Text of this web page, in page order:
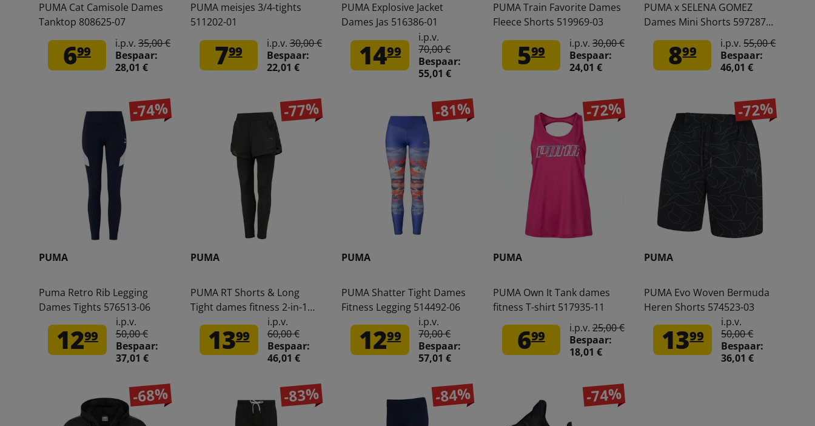
PUMA Cat Camisole Dames
Tanktop 808625-07
699 i.p.v. 35,00 €
Bespaar:
28,01 €
PUMA meisjes 3/4-tights
511202-01
799 i.p.v.30,00 €
Bespaar:
22,01 €
PUMA Explosive Jacket
Dames Jas 516386-01
1499
i.p.v.
70,00 €
Bespaar:
55,01 €
PUMA Train Favorite Dames
Fleece Shorts 519969-03
599 i.p.v.30,00 €
Bespaar:
24,01 €
PUMA x SELENA GOMEZ
Dames Mini Shorts 597287-
899 i.p.v.55,00 €
Bespaar:
46,01 €
-74%
PUMA
Puma Retro Rib Legging
Dames Tights 576513-06
1299
i.p.v.
50,00 €
Bespaar:
37,01 €
-77%
PUMA
PUMA RT Shorts & Long
Tight dames fitness 2-in-1
broek 898298-01
1399
i.p.v.
60,00 €
Bespaar:
46,01 €
-81%
PUMA
PUMA Shatter Tight Dames
Fitness Legging 514492-06
1299
i.p.v.
70,00 €
Bespaar:
57,01 €
-72%
PUMA
PUMA Own It Tank dames
fitness T-shirt 517935-11
699 i.p.v.25,00 €
Bespaar:
18,01 €
-72%
PUMA
PUMA Evo Woven Bermuda
Heren Shorts 574523-03
1399
i.p.v.
50,00 €
Bespaar:
36,01 €
-68% -83% -84% -74%